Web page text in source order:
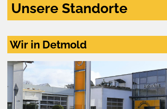
Unsere Standorte
Wir in Detmold